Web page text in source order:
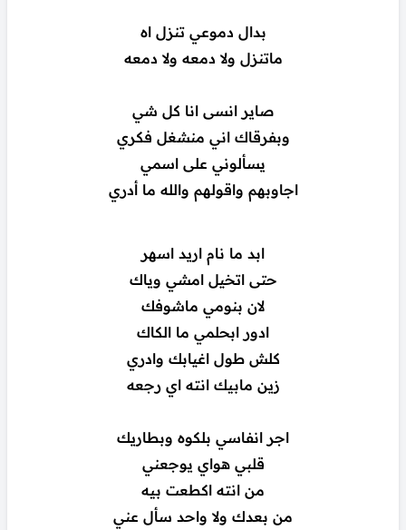
بدال دموعي تنزل اه
ماتنزل ولا دمعه ولا دمعه
صاير انسى انا كل شي
وبفرقاك اني منشغل فكري
يسألوني على اسمي
اجاوبهم واقولهم والله ما أدري
ابد ما نام اريد اسهر
حتى اتخيل امشي وياك
لان بنومي ماشوفك
ادور ابحلمي ما الكاك
كلش طول اغيابك وادري
زين مابيك انته اي رجعه
اجر انفاسي بلكوه وبطاريك
قلبي هواي يوجعني
من انته اكطعت بيه
من بعدك ولا واحد سأل عني